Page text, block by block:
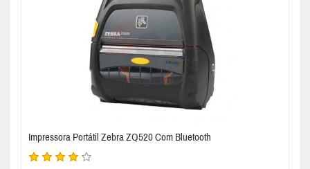
Impressora Portátil Zebra ZQ520 Com Bluetooth